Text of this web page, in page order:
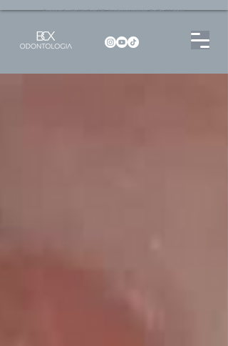
Dentista no Brooklin | São Paulo | SP Atendimento particular Rua Pitu, 72, Sala 65